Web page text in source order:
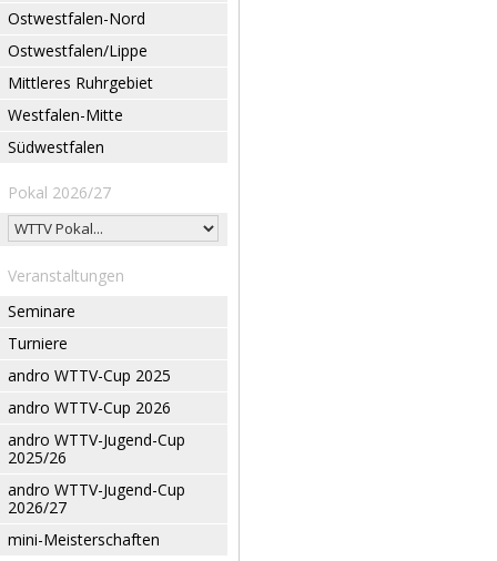
Ostwestfalen-Nord
Ostwestfalen/Lippe
Mittleres Ruhrgebiet
Westfalen-Mitte
Südwestfalen
Pokal 2026/27
Veranstaltungen
Seminare
Turniere
andro WTTV-Cup 2025
andro WTTV-Cup 2026
andro WTTV-Jugend-Cup
2025/26
andro WTTV-Jugend-Cup
2026/27
mini-Meisterschaften